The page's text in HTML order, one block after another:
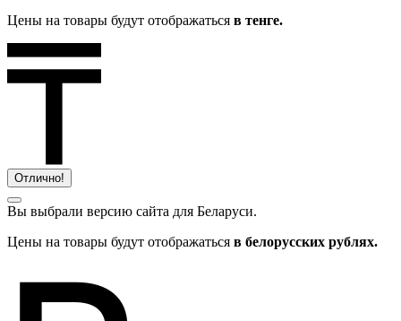
Цены на товары будут отображаться в тенге.
Отлично!
Вы выбрали версию сайта для Беларуси.
Цены на товары будут отображаться в белорусских рублях.